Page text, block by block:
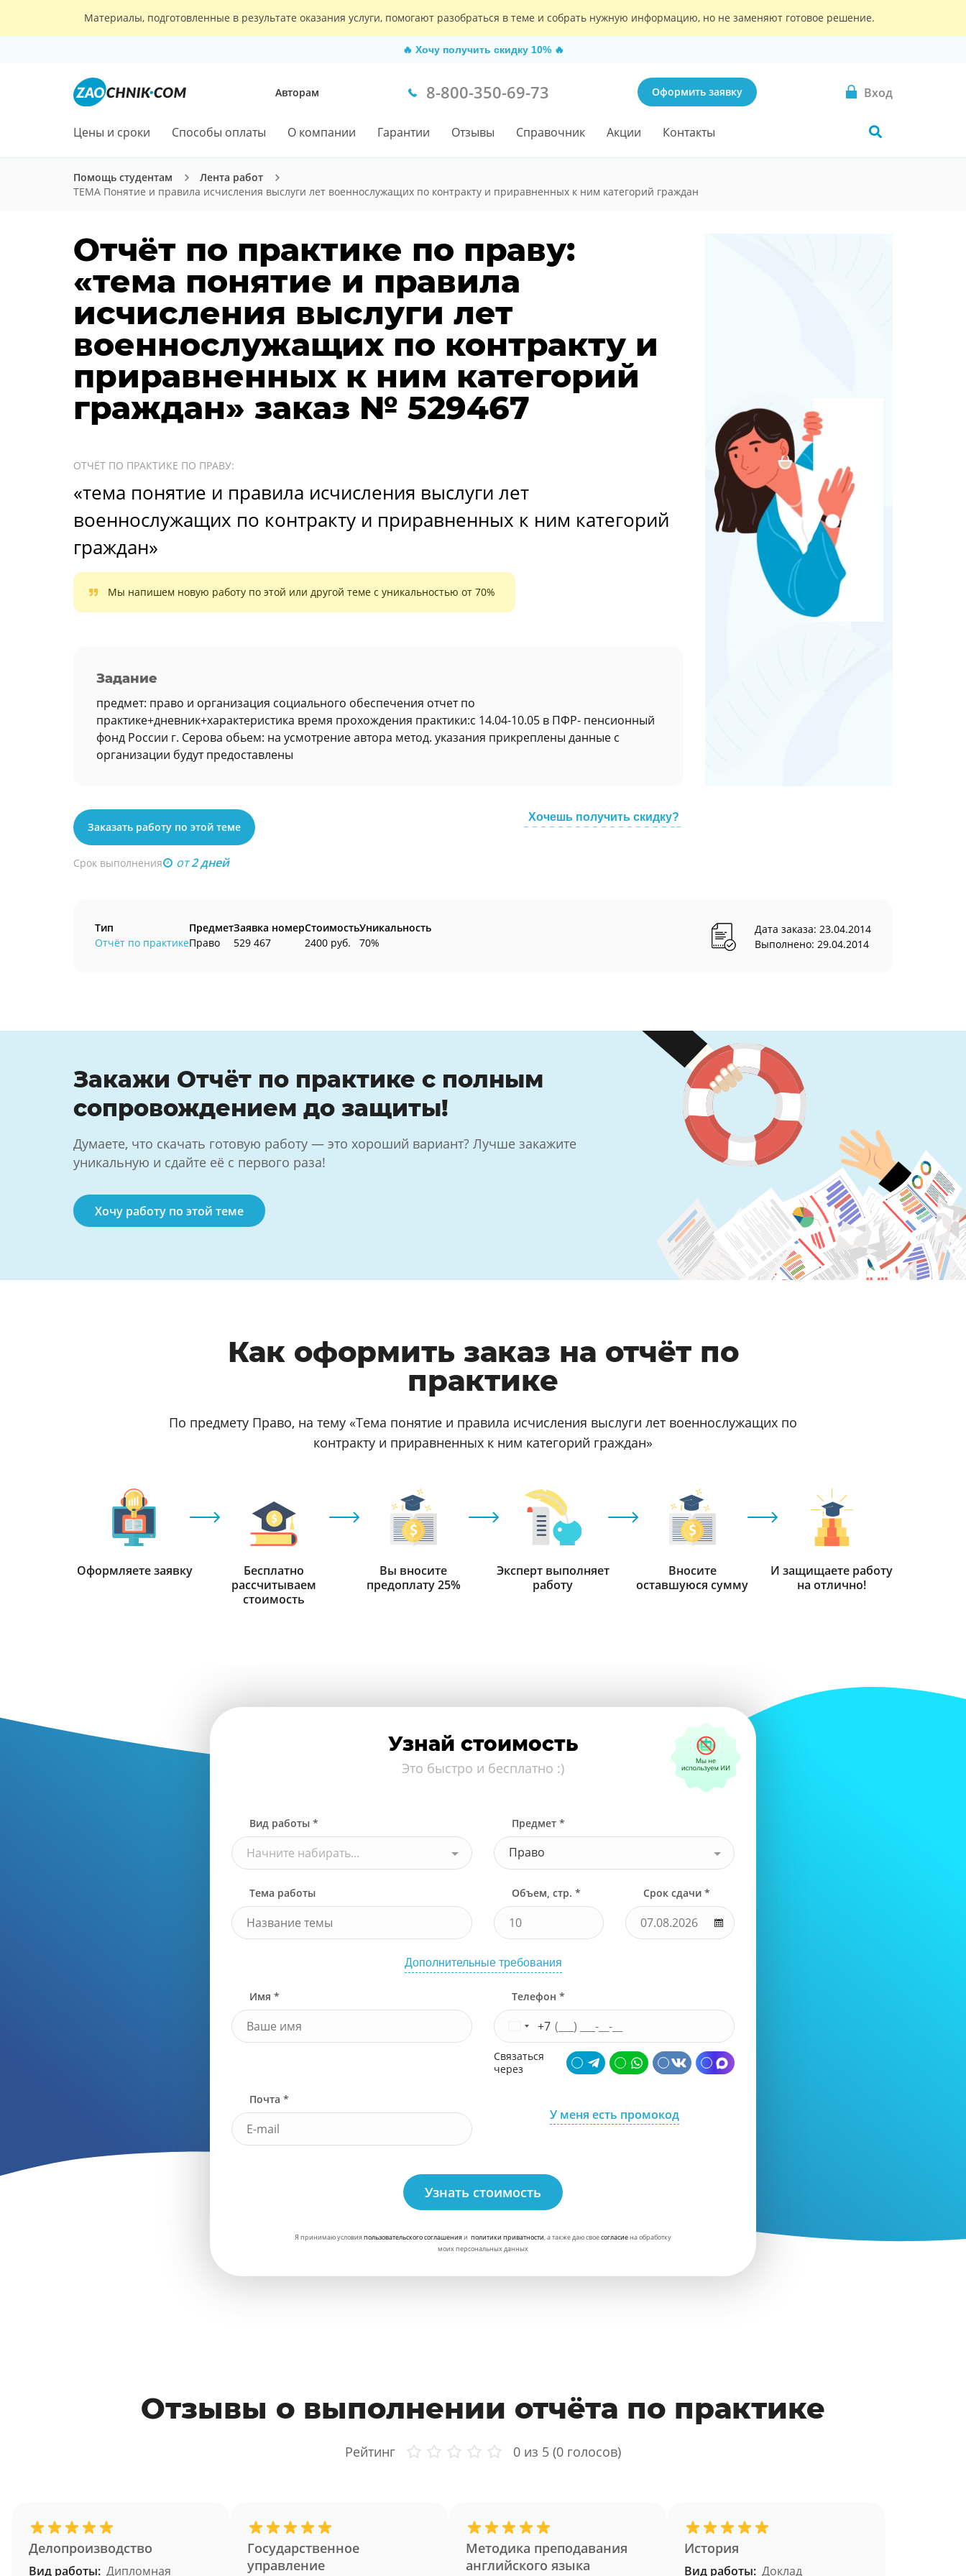
Материалы, подготовленные в результате оказания услуги, помогают разобраться в теме и собрать нужную информацию, но не заменяют готовое решение.
🔥 Хочу получить скидку 10% 🔥
Авторам 8-800-350-69-73 Оформить заявку Вход
Цены и сроки Способы оплаты О компании Гарантии Отзывы Справочник Акции Контакты
Помощь студентам
Лента работ
ТЕМА Понятие и правила исчисления выслуги лет военнослужащих по контракту и приравненных к ним категорий граждан
Отчёт по практике по праву:
«тема понятие и правила
исчисления выслуги лет
военнослужащих по контракту и
приравненных к ним категорий
граждан» заказ № 529467
ОТЧЁТ ПО ПРАКТИКЕ ПО ПРАВУ:
«тема понятие и правила исчисления выслуги лет
военнослужащих по контракту и приравненных к ним категорий
граждан»
Мы напишем новую работу по этой или другой теме с уникальностью от 70%
Задание
предмет: право и организация социального обеспечения отчет по
практике+дневник+характеристика время прохождения практики:с 14.04-10.05 в ПФР- пенсионный
фонд России г. Серова обьем: на усмотрение автора метод. указания прикреплены данные с
организации будут предоставлены
Заказать работу по этой теме
Срок выполнения от2 дней
Хочешь получить скидку?
Тип
Отчёт по практике
Предмет
Право
Заявка номер
529 467
Стоимость
2400 руб.
Уникальность
70%
Дата заказа: 23.04.2014
Выполнено: 29.04.2014
Закажи Отчёт по практике с полным
сопровождением до защиты!
Думаете, что скачать готовую работу — это хороший вариант? Лучше закажите
уникальную и сдайте её с первого раза!
Хочу работу по этой теме
Как оформить заказ на отчёт по
практике
По предмету Право, на тему «Тема понятие и правила исчисления выслуги лет военнослужащих по
контракту и приравненных к ним категорий граждан»
Оформляете заявку
Бесплатно
рассчитываем
стоимость
Вы вносите
предоплату 25%
Эксперт выполняет
работу
Вносите
оставшуюся сумму
И защищаете работу
на отлично!
Узнай стоимость
Это быстро и бесплатно :)
Вид работы *
Начните набирать...
Предмет *
Право
Тема работы Объем, стр. * Срок сдачи *
Дополнительные требования
Имя * Телефон *
+7
Связаться
через
Почта *
У меня есть промокод
Узнать стоимость
Я принимаю условияпользовательского соглашенияи политики приватности, а также даю своесогласиена обработку
моих персональных данных
Отзывы о выполнении отчёта по практике
Рейтинг 0 из 5 (0 голосов)
Делопроизводство
Вид работы: Дипломная
Государственное
управление
Методика преподавания
английского языка
История
Вид работы: Доклад